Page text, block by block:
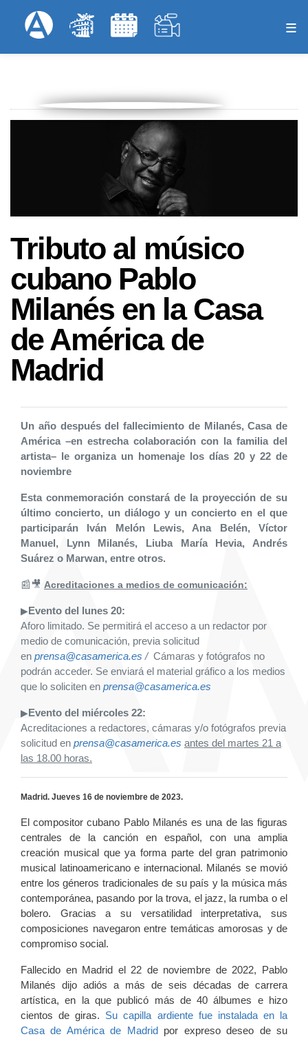
al
Menú Superior
Tributo al músico
cubano Pablo
Milanés en la Casa
de América de
Madrid
Un año después del fallecimiento de Milanés, Casa de
América –en estrecha colaboración con la familia del
artista– le organiza un homenaje los días 20 y 22 de
noviembre
Esta conmemoración constará de la proyección de su
último concierto, un diálogo y un concierto en el que
participarán Iván Melón Lewis, Ana Belén, Víctor
Manuel, Lynn Milanés, Liuba María Hevia, Andrés
Suárez o Marwan, entre otros.
📰🎥 Acreditaciones a medios de comunicación:
▶Evento del lunes 20:
Aforo limitado. Se permitirá el acceso a un redactor por
medio de comunicación, previa solicitud
en prensa@casamerica.es / Cámaras y fotógrafos no
podrán acceder. Se enviará el material gráfico a los medios
que lo soliciten en prensa@casamerica.es
▶Evento del miércoles 22:
Acreditaciones a redactores, cámaras y/o fotógrafos previa
solicitud en prensa@casamerica.es antes del martes 21 a
las 18.00 horas.
Madrid. Jueves 16 de noviembre de 2023.
El compositor cubano Pablo Milanés es una de las figuras
centrales de la canción en español, con una amplia
creación musical que ya forma parte del gran patrimonio
musical latinoamericano e internacional. Milanés se movió
entre los géneros tradicionales de su país y la música más
contemporánea, pasando por la trova, el jazz, la rumba o el
bolero. Gracias a su versatilidad interpretativa, sus
composiciones navegaron entre temáticas amorosas y de
compromiso social.
Fallecido en Madrid el 22 de noviembre de 2022, Pablo
Milanés dijo adiós a más de seis décadas de carrera
artística, en la que publicó más de 40 álbumes e hizo
cientos de giras. Su capilla ardiente fue instalada en la
Casa de América de Madridpor expreso deseo de su